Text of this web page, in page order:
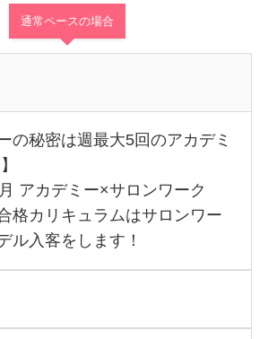
通常ペースの場合
の秘密は週最大5回のアカデミ
アカデミー×サロンワーク
格カリキュラムはサロンワー
ル入客をします！